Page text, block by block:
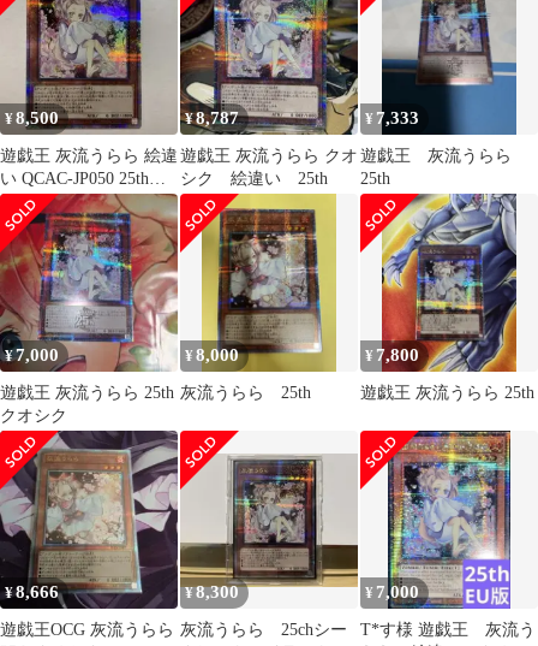
¥8,500
遊戯王 灰流うらら 絵違
い QCAC-JP050 25thシ
ークレット ①
¥8,787
遊戯王 灰流うらら クオ
シク 絵違い 25th
¥ 7,333
遊戯王 灰流うらら
25th
¥7,000
遊戯王 灰流うらら 25th
クオシク
¥8,000
灰流うらら 25th
¥ 7,800
遊戯王 灰流うらら 25th
¥8,666
遊戯王OCG 灰流うらら
¥8,300
灰流うらら 25chシー
¥ 7,000
T*す様 遊戯王 灰流う